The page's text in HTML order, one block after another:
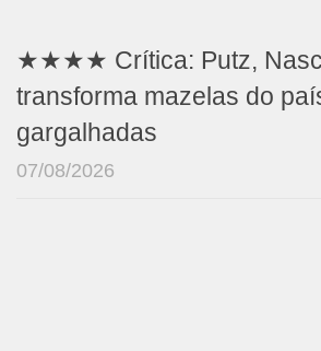
★★★★ Crítica: Putz,
transforma mazelas do
gargalhadas
07/08/2026